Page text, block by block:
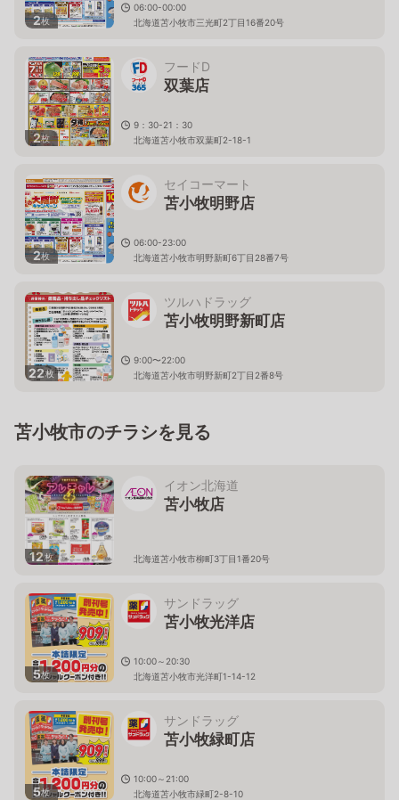
2枚
06:00-00:00
北海道苫小牧市三光町2丁目16番20号
2枚
フードD
双葉店
9：30-21：30
北海道苫小牧市双葉町2-18-1
2枚
セイコーマート
苫小牧明野店
06:00-23:00
北海道苫小牧市明野新町6丁目28番7号
22枚
ツルハドラッグ
苫小牧明野新町店
9:00〜22:00
北海道苫小牧市明野新町2丁目2番8号
苫小牧市のチラシを見る
12枚
イオン北海道
苫小牧店
北海道苫小牧市柳町3丁目1番20号
5枚
サンドラッグ
苫小牧光洋店
10:00～20:30
北海道苫小牧市光洋町1-14-12
5枚
サンドラッグ
苫小牧緑町店
10:00～21:00
北海道苫小牧市緑町2-8-10